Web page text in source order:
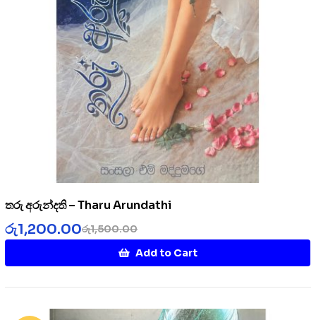
තරු අරුන්දති – Tharu Arundathi
රු1,500.00
රු1,200.00
Add to Cart